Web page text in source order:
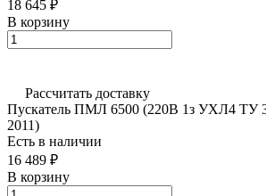
18 645 ₽
В корзину
Рассчитать доставку
Пускатель ПМЛ 6500 (220В 1з УХЛ4 ТУ
2011)
Есть в наличии
16 489 ₽
В корзину